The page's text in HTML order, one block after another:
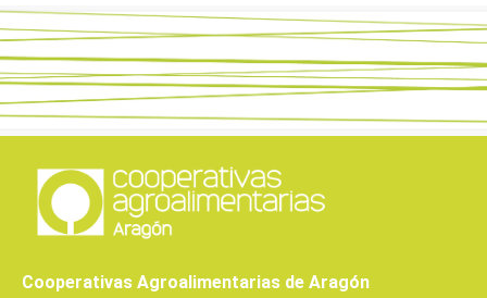
Cooperativas Agroalimentarias de Aragón